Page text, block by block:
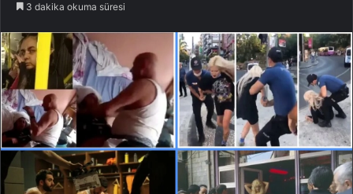
3 dakika okuma süresi